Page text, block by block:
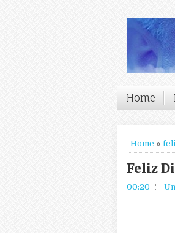
Home
Home »
Feliz
00:20